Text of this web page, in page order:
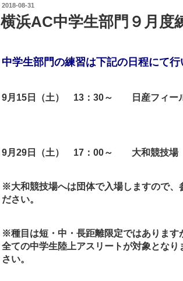
投
稿
日:
2018-08-31
横浜AC中学生部門９月度
中学生部門の練習は下記の日程にて行
9月 15 日（土） 13 ： 30～ 日産フィー
9月 29 日（土） 17 ： 00～ 大和競技場
※大和競技場へは団体で入場しますので、
ださい。
※種目は短・中・長距離限定ではあります
全ての中学生陸上アスリートが対象とな
さい。